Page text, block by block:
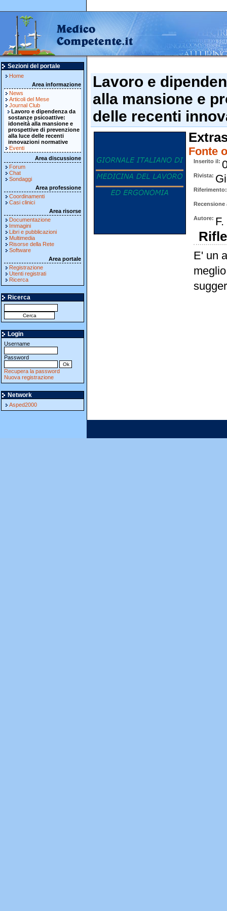
Sezioni del portale
Home
Area informazione
News
Articoli del Mese
Journal Club
Lavoro e dipendenza da
sostanze psicoattive:
idoneità alla mansione e
prospettive di prevenzione
alla luce delle recenti
innovazioni normative
Eventi
Area discussione
Forum
Chat
Sondaggi
Area professione
Coordinamenti
Casi clinici
Area risorse
Documentazione
Immagini
Libri e pubblicazioni
Multimedia
Risorse della Rete
Software
Area portale
Registrazione
Utenti registrati
Ricerca
Ricerca
Login
Username
Password
Recupera la password
Nuova registrazione
Network
Asped2000
Lavoro e
alla mansione e
delle recenti
Fonte
Inserito il
Rivista
Riferimento
Recensione
Autore
E' un